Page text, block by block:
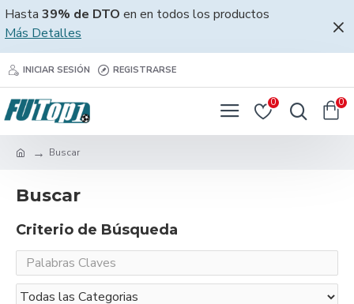
Hasta 39% de DTO en en todos los productos
Más Detalles
INICIAR SESIÓN REGISTRARSE
0 0
Buscar
Buscar
Criterio de Búsqueda